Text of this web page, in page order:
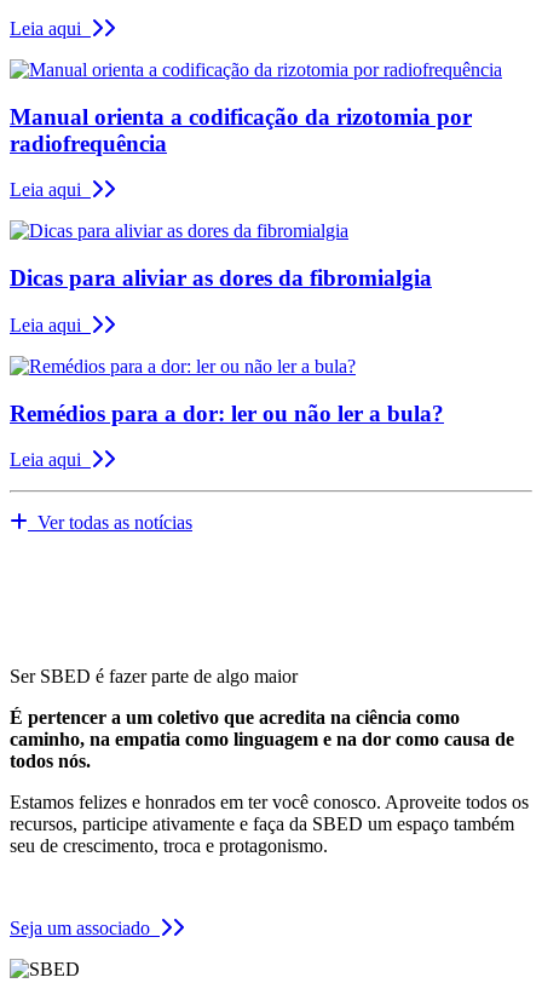
Leia aqui
Manual orienta a codificação da rizotomia por
radiofrequência
Leia aqui
Dicas para aliviar as dores da fibromialgia
Leia aqui
Remédios para a dor: ler ou não ler a bula?
Leia aqui
Ver todas as notícias
Ser SBED é fazer parte de algo maior
É pertencer a um coletivo que acredita na ciência como
caminho, na empatia como linguagem e na dor como causa de
todos nós.
Estamos felizes e honrados em ter você conosco. Aproveite todos os
recursos, participe ativamente e faça da SBED um espaço também
seu de crescimento, troca e protagonismo.
Seja um associado